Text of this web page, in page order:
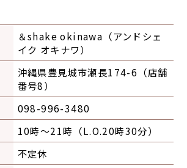
＆shake okinawa （アンドシェ
イク オキナワ）
沖縄県豊見城市瀬長174-6（店舗
番号8）
098-996-3480
10時～21時（L.O.20時30分）
不定休